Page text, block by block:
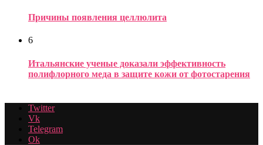
Причины появления целлюлита
6
Итальянские ученые доказали эффективность
полифлорного меда в защите кожи от фотостарения
Twitter
Vk
Telegram
Ok